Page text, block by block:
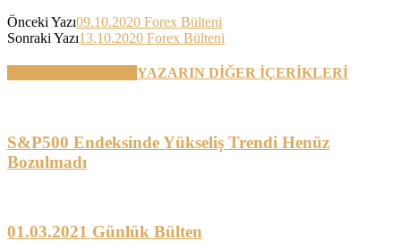
Önceki Yazı09.10.2020 Forex Bülteni
Sonraki Yazı13.10.2020 Forex Bülteni
YAZARIN DİĞER İÇERİKLERİ
S&P500 Endeksinde Yükseliş Trendi Henüz
Bozulmadı
01.03.2021 Günlük Bülten